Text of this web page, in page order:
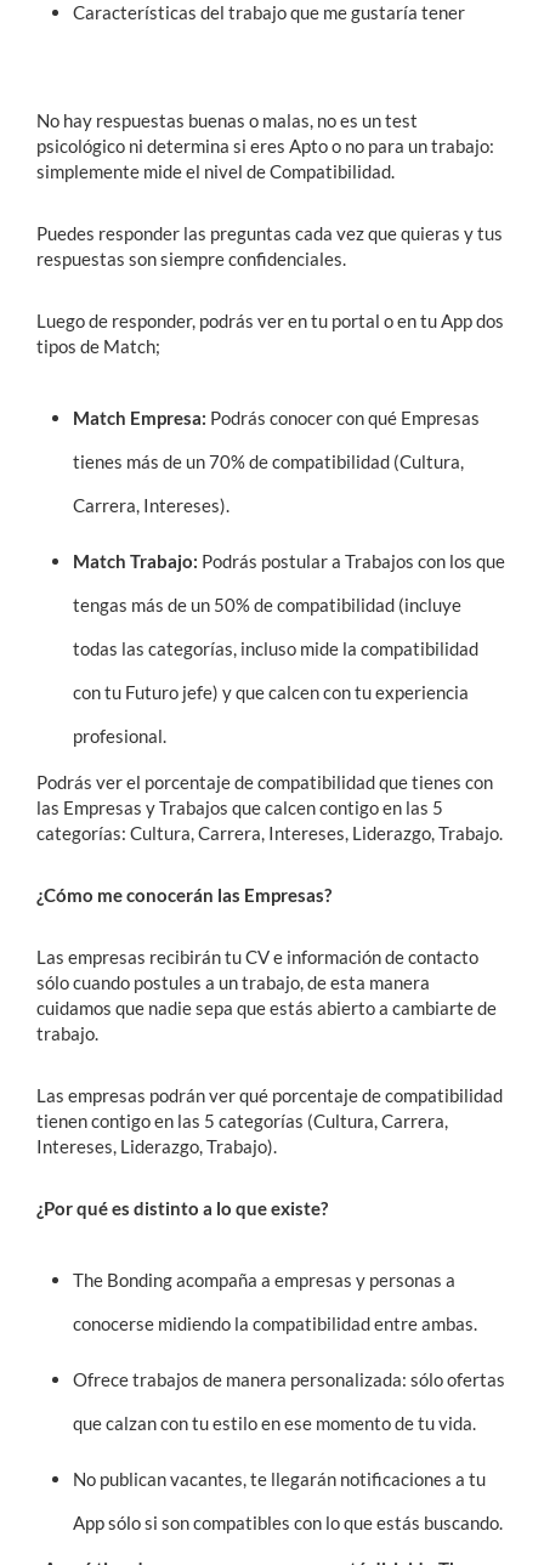
Características del trabajo que me gustaría tener
No hay respuestas buenas o malas, no es un test
psicológico ni determina si eres Apto o no para un trabajo:
simplemente mide el nivel de Compatibilidad.
Puedes responder las preguntas cada vez que quieras y tus
respuestas son siempre confidenciales.
Luego de responder, podrás ver en tu portal o en tu App dos
tipos de Match;
Match Empresa: Podrás conocer con qué Empresas
tienes más de un 70% de compatibilidad (Cultura,
Carrera, Intereses).
Match Trabajo: Podrás postular a Trabajos con los que
tengas más de un 50% de compatibilidad (incluye
todas las categorías, incluso mide la compatibilidad
con tu Futuro jefe) y que calcen con tu experiencia
profesional.
Podrás ver el porcentaje de compatibilidad que tienes con
las Empresas y Trabajos que calcen contigo en las 5
categorías: Cultura, Carrera, Intereses, Liderazgo, Trabajo.
¿Cómo me conocerán las Empresas?
Las empresas recibirán tu CV e información de contacto
sólo cuando postules a un trabajo, de esta manera
cuidamos que nadie sepa que estás abierto a cambiarte de
trabajo.
Las empresas podrán ver qué porcentaje de compatibilidad
tienen contigo en las 5 categorías (Cultura, Carrera,
Intereses, Liderazgo, Trabajo).
¿Por qué es distinto a lo que existe?
The Bonding acompaña a empresas y personas a
conocerse midiendo la compatibilidad entre ambas.
Ofrece trabajos de manera personalizada: sólo ofertas
que calzan con tu estilo en ese momento de tu vida.
No publican vacantes, te llegarán notificaciones a tu
App sólo si son compatibles con lo que estás buscando.